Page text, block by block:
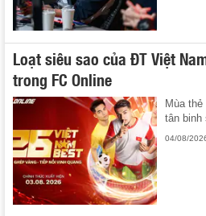
Loạt siêu sao của ĐT Việt
trong FC Online
Mùa
tân binh
04/08/